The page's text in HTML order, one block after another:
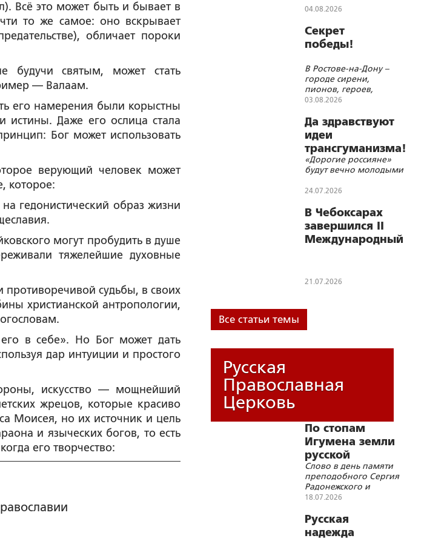
Всё это может быть и бывает в
то же самое: оно вскрывает
обличает пороки
будучи святым, может стать
— Валаам.
его намерения были корыстны
истины. Даже его ослица стала
Бог может использовать
верующий человек может
которое:
гедонистический образ жизни
могут пробудить в душе
тяжелейшие духовные
судьбы, в своих
христианской антропологии,
в себе». Но Бог может дать
дар интуиции и простого
искусство — мощнейший
жрецов, которые красиво
Моисея, но их источник и цель
и языческих богов, то есть
его творчество:
04.08.2026
Секрет
победы!
В Ростове-на-Дону –
городе сирени,
пионов, героев,
молитв и красоты
03.08.2026
Да здравствуют
идеи
трансгуманизма!
«Дорогие россияне»
будут вечно молодыми
24.07.2026
В Чебоксарах
завершился II
Международный
Махмуда
21.07.2026
Все статьи темы
Русская
Православная
Церковь
По стопам
Игумена земли
русской
Слово в день памяти
преподобного Сергия
Радонежского и
преподобномученицы
Елисаветы
18.07.2026
Русская
надежда